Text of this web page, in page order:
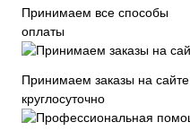
Принимаем все способы
оплаты
Принимаем заказы на сайте
круглосуточно